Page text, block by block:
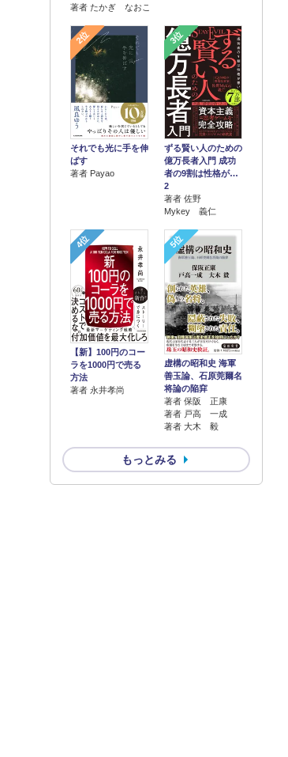
著者 たかぎ なおこ
2位
それでも光に手を伸
ばす
著者 Payao
3位
ずる賢い人のための
億万長者入門 成功
者の9割は性格が…
2
著者 佐野
Mykey 義仁
4位
【新】100円のコー
ラを1000円で売る
方法
著者 永井孝尚
5位
虚構の昭和史 海軍
善玉論、石原莞爾名
将論の陥穽
著者 保阪 正康
著者 戸高 一成
著者 大木 毅
もっとみる